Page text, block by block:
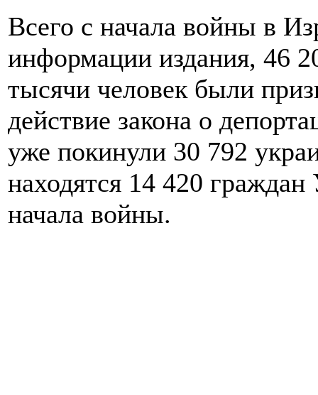
Всего с начала войны в
информации издания, 46
тысячи человек были
действие закона о
уже покинули 30 792
находятся 14 420
начала войны.